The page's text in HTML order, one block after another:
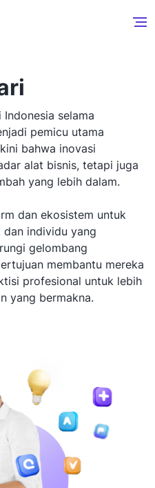
selama
pemicu utama
bahwa inovasi
alat bisnis, tetapi juga
yang lebih dalam.
dan ekosistem untuk
dan individu yang
gelombang
membantu mereka
profesional untuk lebih
yang bermakna.